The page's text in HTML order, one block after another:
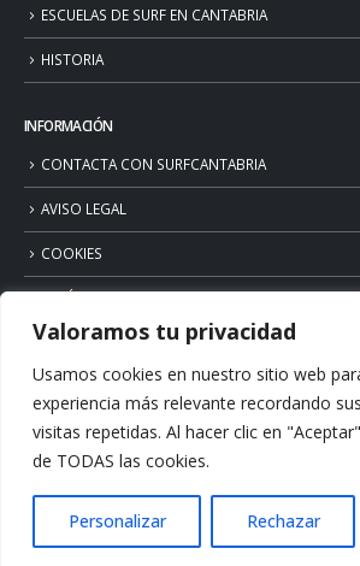
Valoramos tu privacidad
Usamos cookies en nuestro sitio web
experiencia más relevante recordando
visitas repetidas. Al hacer clic en
de TODAS las cookies.
Personalizar Rechazar
ESCUELAS DE SURF EN CANTABRIA
HISTORIA
INFORMACIÓN
CONTACTA CON SURFCANTABRIA
AVISO LEGAL
COOKIES
POLÍTICA DE PRIVACIDAD
© Copyright 2026. Surfcantabria.com. All Rights